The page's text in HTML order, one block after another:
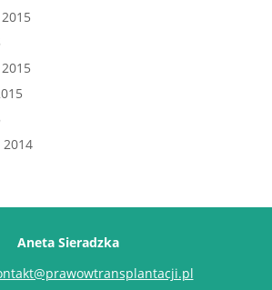
Aneta Sieradzka